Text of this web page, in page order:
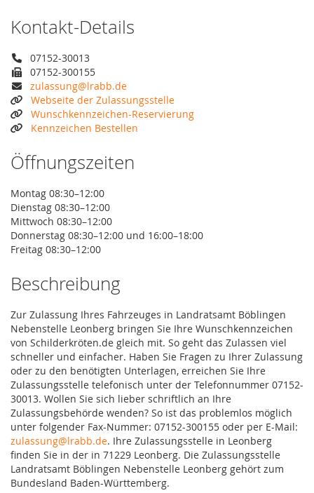
Kontakt-Details
07152-30013
07152-300155
zulassung@lrabb.de
Webseite der Zulassungsstelle
Wunschkennzeichen-Reservierung
Kennzeichen Bestellen
Öffnungszeiten
Montag 08:30–12:00
Dienstag 08:30–12:00
Mittwoch 08:30–12:00
Donnerstag 08:30–12:00 und 16:00–18:00
Freitag 08:30–12:00
Beschreibung
Zur Zulassung Ihres Fahrzeuges in Landratsamt Böblingen
Nebenstelle Leonberg bringen Sie Ihre Wunschkennzeichen
von Schilderkröten.de gleich mit. So geht das Zulassen viel
schneller und einfacher. Haben Sie Fragen zu Ihrer Zulassung
oder zu den benötigten Unterlagen, erreichen Sie Ihre
Zulassungsstelle telefonisch unter der Telefonnummer 07152-
30013. Wollen Sie sich lieber schriftlich an Ihre
Zulassungsbehörde wenden? So ist das problemlos möglich
unter folgender Fax-Nummer: 07152-300155 oder per E-Mail:
zulassung@lrabb.de. Ihre Zulassungsstelle in Leonberg
finden Sie in der in 71229 Leonberg. Die Zulassungsstelle
Landratsamt Böblingen Nebenstelle Leonberg gehört zum
Bundesland Baden-Württemberg.